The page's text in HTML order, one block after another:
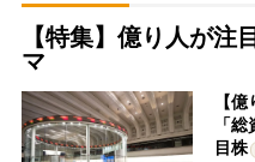
【特集】億り人が注
マ
【
「
目株